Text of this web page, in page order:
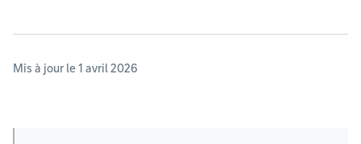
Mis à jour le 1 avril 2026